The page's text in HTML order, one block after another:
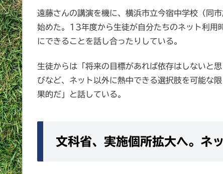
遠藤さんの講演を機に、横浜市立今宿中学校（同
始めた。13年度から生徒が自分たちのネット利用
にできることを話し合ったりしている。
生徒からは「将来の目標があれば依存はしないと
びなど、ネット以外に熱中できる選択肢を可能な
果的だ」と話している。
文科省、実施個所拡大へ。ネ